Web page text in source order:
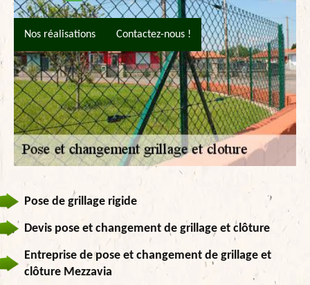
Nos réalisations Contactez-nous !
Pose de grillage rigide
Devis pose et changement de grillage et clôture
Entreprise de pose et changement de grillage et
clôture Mezzavia